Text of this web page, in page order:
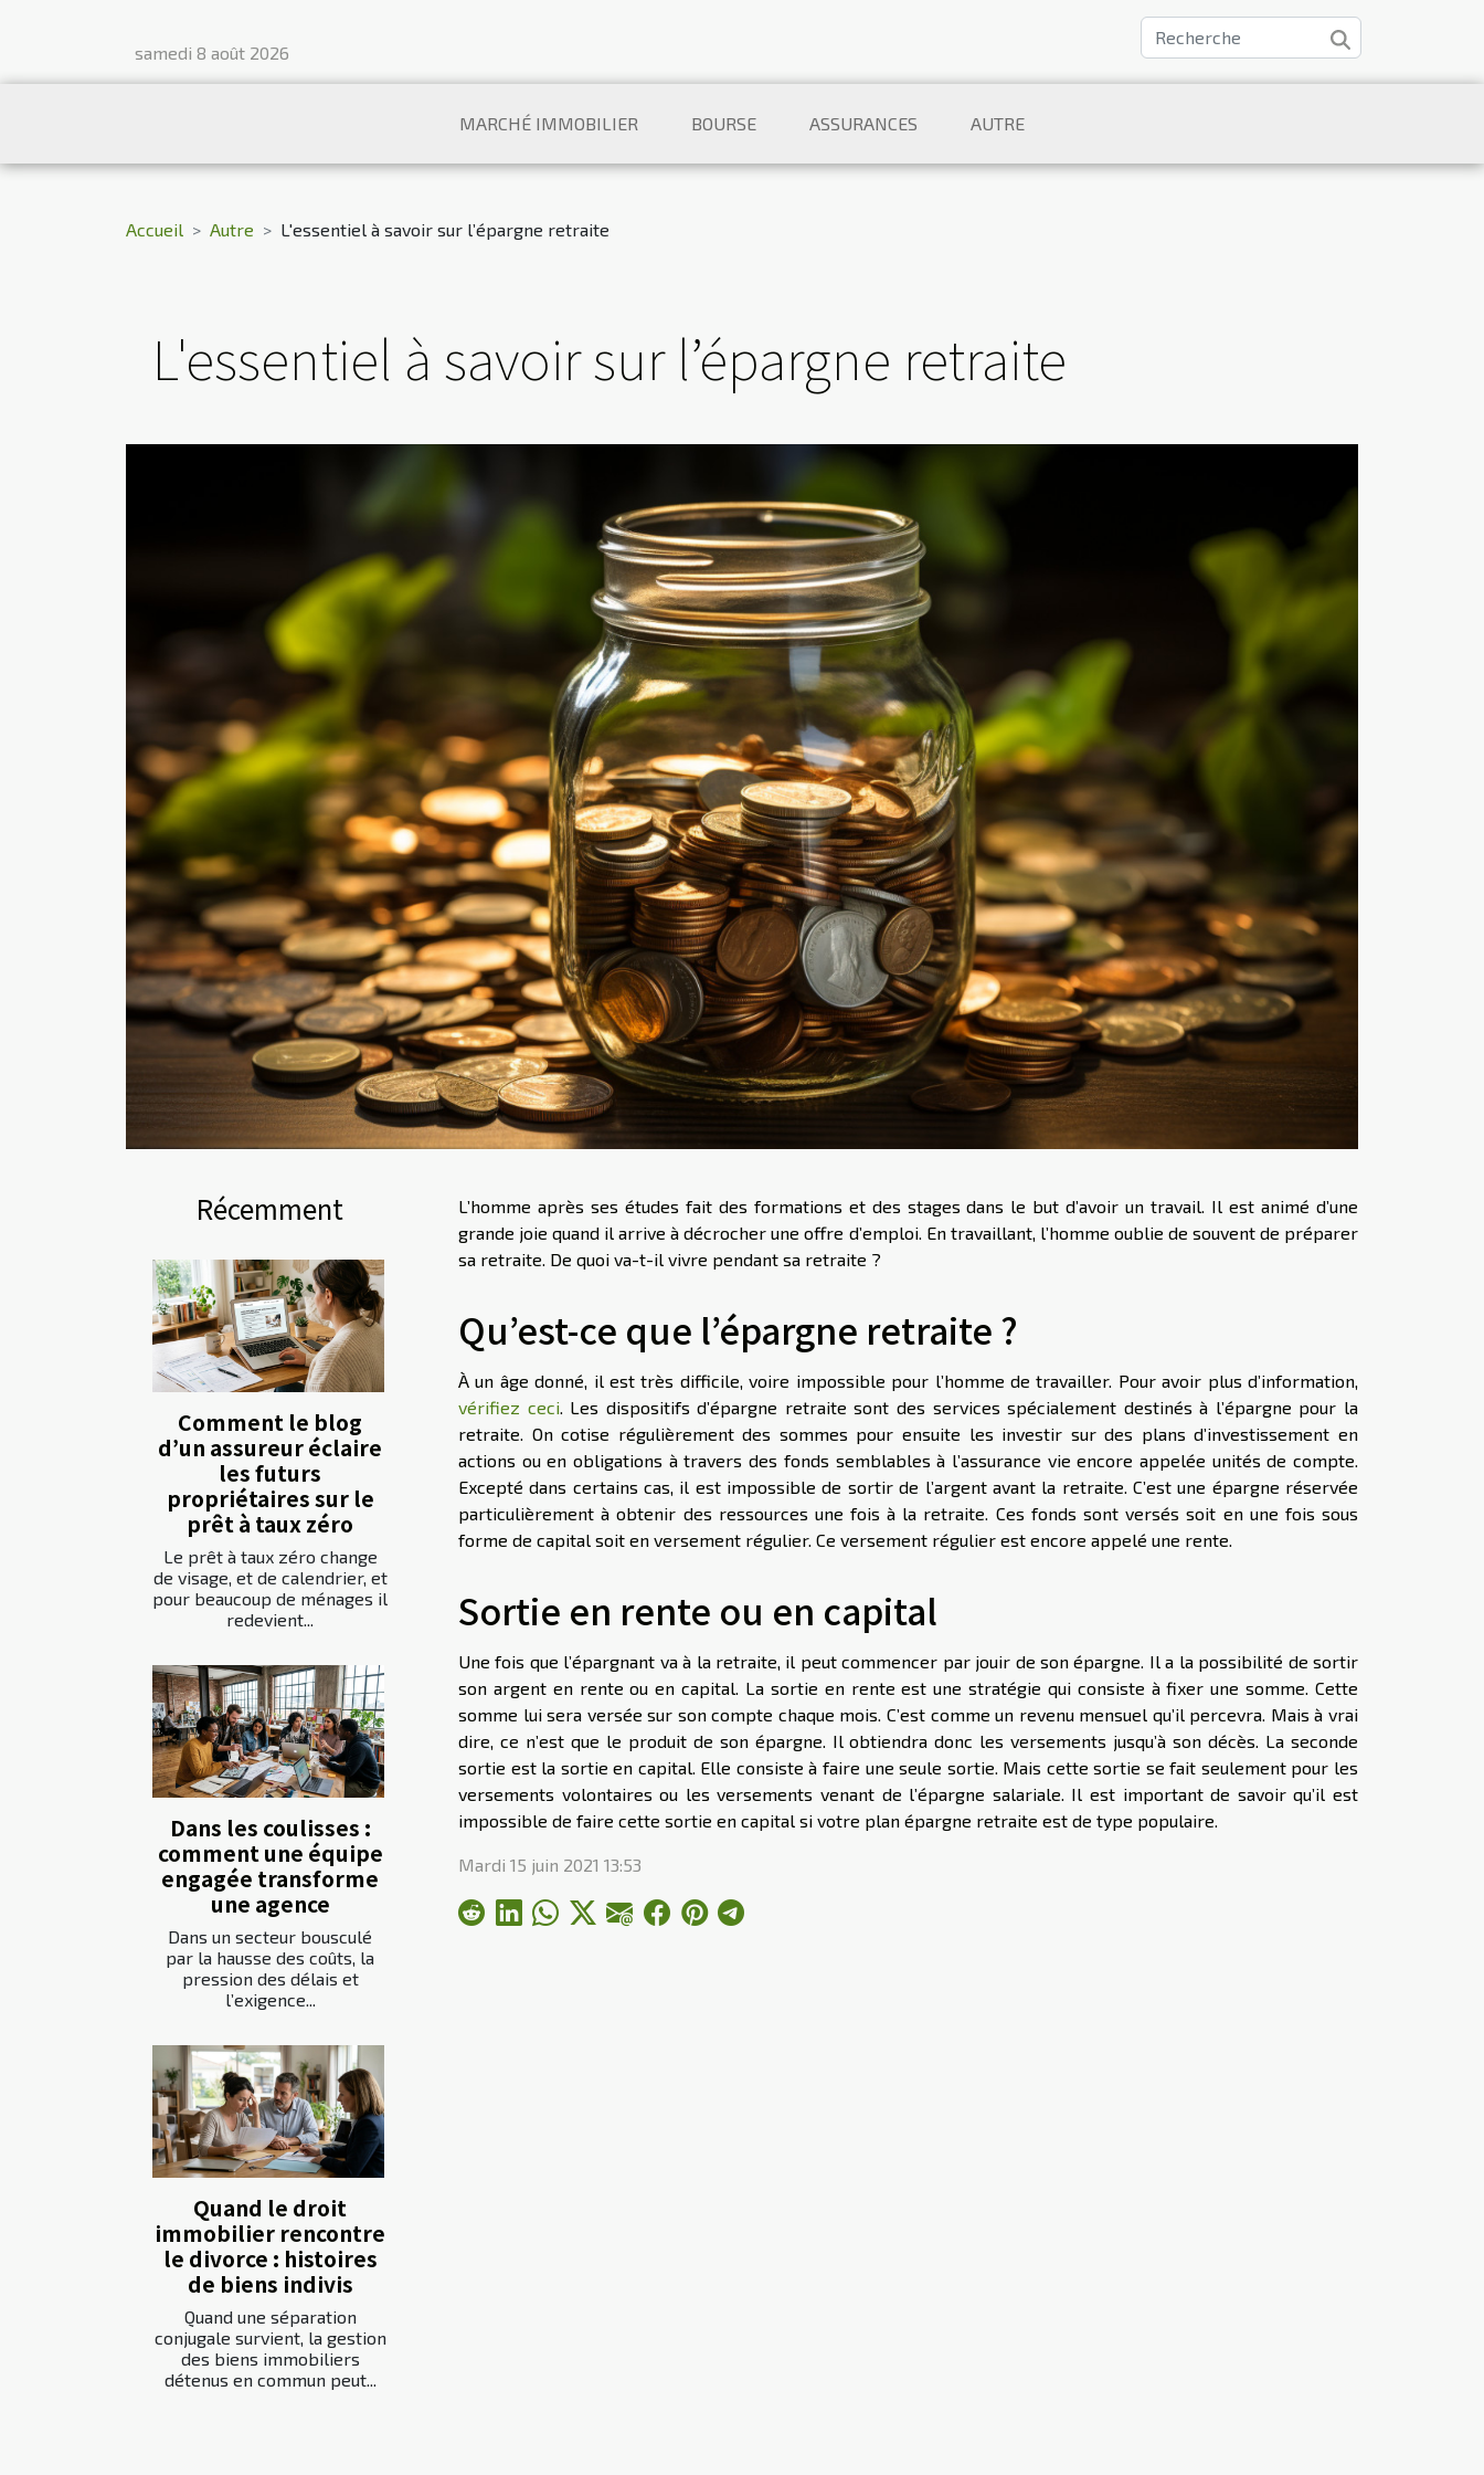
samedi 8 août 2026
MARCHÉ IMMOBILIER BOURSE ASSURANCES AUTRE
Accueil Autre L'essentiel à savoir sur l’épargne retraite
L'essentiel à savoir sur l’épargne retraite
Récemment
Comment le blog
d’un assureur éclaire
les futurs
propriétaires sur le
prêt à taux zéro
Le prêt à taux zéro change
de visage, et de calendrier, et
pour beaucoup de ménages il
redevient...
Dans les coulisses :
comment une équipe
engagée transforme
une agence
Dans un secteur bousculé
par la hausse des coûts, la
pression des délais et
l’exigence...
Quand le droit
immobilier rencontre
le divorce : histoires
de biens indivis
Quand une séparation
conjugale survient, la gestion
des biens immobiliers
détenus en commun peut...
L’homme après ses études fait des formations et des stages dans le but d’avoir un travail. Il est animé d’une
grande joie quand il arrive à décrocher une offre d’emploi. En travaillant, l’homme oublie de souvent de préparer
sa retraite. De quoi va-t-il vivre pendant sa retraite ?
Qu’est-ce que l’épargne retraite ?
À un âge donné, il est très difficile, voire impossible pour l’homme de travailler. Pour avoir plus d’information,
vérifiez ceci. Les dispositifs d’épargne retraite sont des services spécialement destinés à l’épargne pour la
retraite. On cotise régulièrement des sommes pour ensuite les investir sur des plans d’investissement en
actions ou en obligations à travers des fonds semblables à l’assurance vie encore appelée unités de compte.
Excepté dans certains cas, il est impossible de sortir de l’argent avant la retraite. C’est une épargne réservée
particulièrement à obtenir des ressources une fois à la retraite. Ces fonds sont versés soit en une fois sous
forme de capital soit en versement régulier. Ce versement régulier est encore appelé une rente.
Sortie en rente ou en capital
Une fois que l’épargnant va à la retraite, il peut commencer par jouir de son épargne. Il a la possibilité de sortir
son argent en rente ou en capital. La sortie en rente est une stratégie qui consiste à fixer une somme. Cette
somme lui sera versée sur son compte chaque mois. C’est comme un revenu mensuel qu’il percevra. Mais à vrai
dire, ce n’est que le produit de son épargne. Il obtiendra donc les versements jusqu’à son décès. La seconde
sortie est la sortie en capital. Elle consiste à faire une seule sortie. Mais cette sortie se fait seulement pour les
versements volontaires ou les versements venant de l’épargne salariale. Il est important de savoir qu’il est
impossible de faire cette sortie en capital si votre plan épargne retraite est de type populaire.
Mardi 15 juin 2021 13:53